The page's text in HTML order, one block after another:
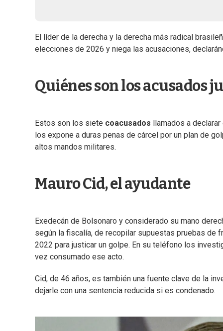
El líder de la derecha y la derecha más radical
elecciones de 2026 y niega las acusaciones,
Quiénes son los acusados
Estos son los siete coacusados llamados a
los expone a duras penas de cárcel por un plan de
altos mandos militares.
Mauro Cid, el ayudante
Exedecán de Bolsonaro y considerado su mano
según la fiscalía, de recopilar supuestas pruebas de
2022 para justicar un golpe. En su teléfono los
vez consumado ese acto.
Cid, de 46 años, es también una fuente clave de la
dejarle con una sentencia reducida si es condenado.